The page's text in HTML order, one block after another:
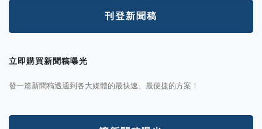
刊登新聞稿
立即購買新聞稿曝光
發一篇新聞稿透通到各大媒體的最快速、最便捷的方案！